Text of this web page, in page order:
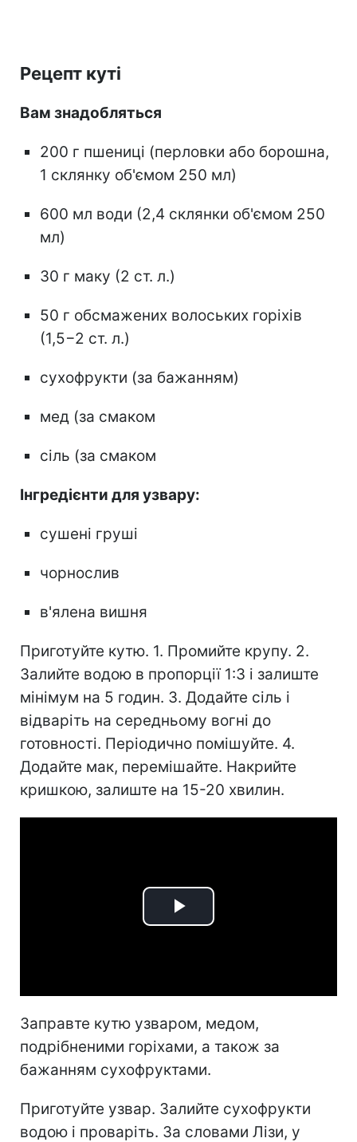
Рецепт куті
Вам знадобляться
200 г пшениці (перловки або борошна,
1 склянку об'ємом 250 мл)
600 мл води (2,4 склянки об'ємом 250
мл)
30 г маку (2 ст. л.)
50 г обсмажених волоських горіхів
(1,5−2 ст. л.)
сухофрукти (за бажанням)
мед (за смаком
сіль (за смаком
Інгредієнти для узвару:
сушені груші
чорнослив
в'ялена вишня
Приготуйте кутю. 1. Промийте крупу. 2.
Залийте водою в пропорції 1:3 і залиште
мінімум на 5 годин. 3. Додайте сіль і
відваріть на середньому вогні до
готовності. Періодично помішуйте. 4.
Додайте мак, перемішайте. Накрийте
кришкою, залиште на 15-20 хвилин.
Play
Заправте кутю узваром, медом,
подрібненими горіхами, а також за
бажанням сухофруктами.
Приготуйте узвар. Залийте сухофрукти
водою і проваріть. За словами Лізи, у